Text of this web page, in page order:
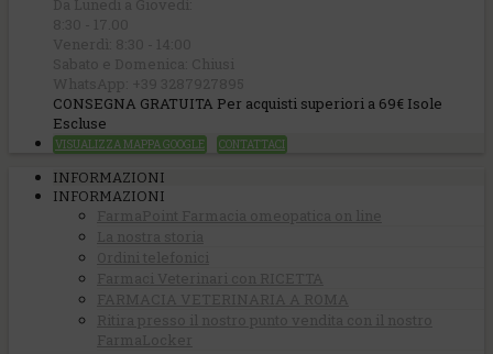
CONSEGNA GRATUITA Per acquisti superiori a 69€ Isole
Escluse
VISUALIZZA MAPPA GOOGLE CONTATTACI
INFORMAZIONI
INFORMAZIONI